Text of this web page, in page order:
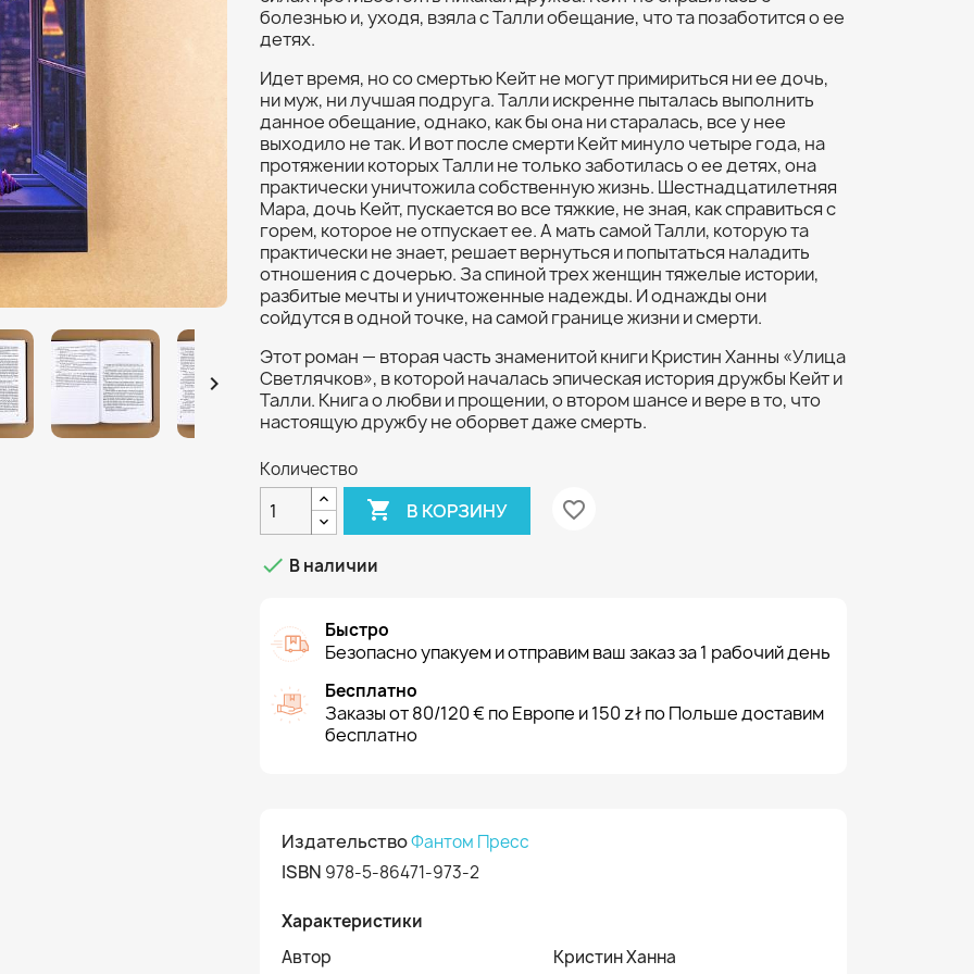

болезнью и, уходя, взяла с Талли обещание, что та позаботится о ее
детях.
Идет время, но со смертью Кейт не могут примириться ни ее дочь,
ни муж, ни лучшая подруга. Талли искренне пыталась выполнить
данное обещание, однако, как бы она ни старалась, все у нее
выходило не так. И вот после смерти Кейт минуло четыре года, на
протяжении которых Талли не только заботилась о ее детях, она
практически уничтожила собственную жизнь. Шестнадцатилетняя
Мара, дочь Кейт, пускается во все тяжкие, не зная, как справиться с
горем, которое не отпускает ее. А мать самой Талли, которую та
практически не знает, решает вернуться и попытаться наладить
отношения с дочерью. За спиной трех женщин тяжелые истории,
разбитые мечты и уничтоженные надежды. И однажды они
сойдутся в одной точке, на самой границе жизни и смерти.
Этот роман — вторая часть знаменитой книги Кристин Ханны «Улица
Светлячков», в которой началась эпическая история дружбы Кейт и
Талли. Книга о любви и прощении, о втором шансе и вере в то, что
настоящую дружбу не оборвет даже смерть.
Количество
 В КОРЗИНУ favorite_border
 В наличии
Быстро
Безопасно упакуем и отправим ваш заказ за 1 рабочий день
Бесплатно
Заказы от 80/120 € по Европе и 150 zł по Польше доставим
бесплатно
ИздательствоФантом Пресс
ISBN 978-5-86471-973-2
Характеристики
Автор
Кристин Ханна